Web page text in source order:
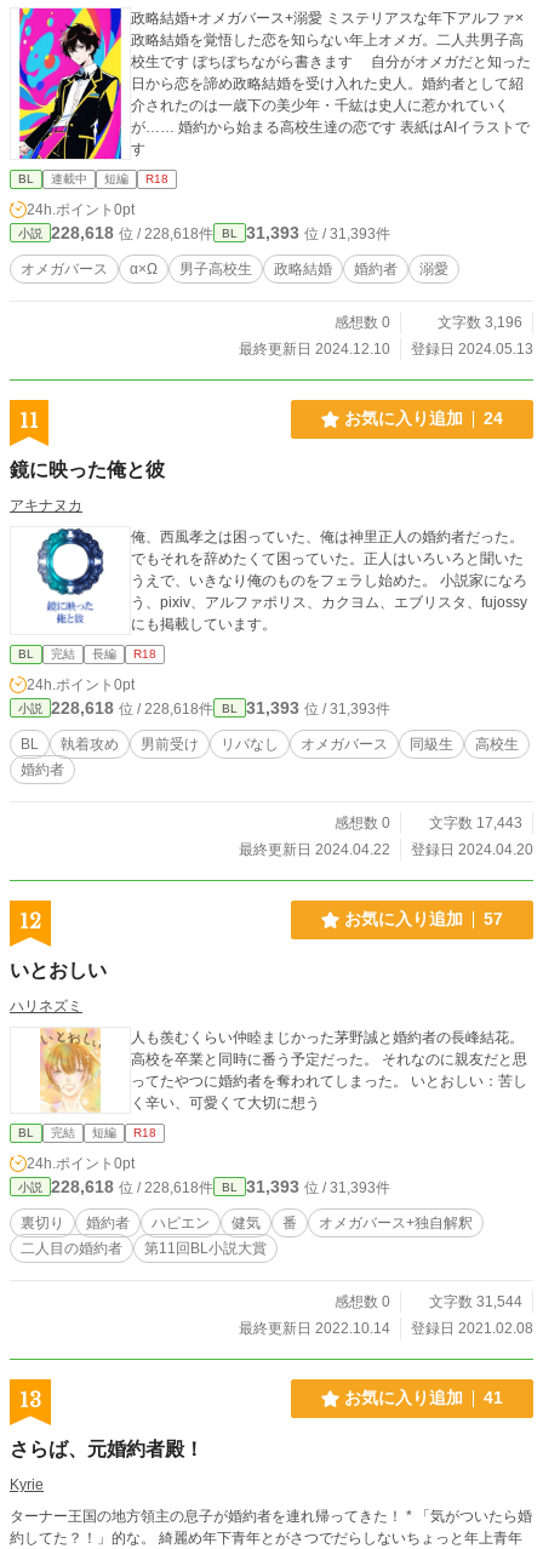
政略結婚+オメガバース+溺愛 ミステリアスな年下アルファ×
政略結婚を覚悟した恋を知らない年上オメガ。二人共男子高
校生です ぼちぼちながら書きます 自分がオメガだと知った
日から恋を諦め政略結婚を受け入れた史人。婚約者として紹
介されたのは一歳下の美少年・千紘は史人に惹かれていく
が…… 婚約から始まる高校生達の恋です 表紙はAIイラストで
す
BL 連載中 短編 R18
24h.ポイント 0pt
小説 228,618 位 / 228,618件 BL 31,393 位 / 31,393件
オメガバース α×Ω 男子高校生 政略結婚 婚約者 溺愛
感想数 0
文字数 3,196
最終更新日 2024.12.10
登録日 2024.05.13
11 お気に入り追加 24
鏡に映った俺と彼
アキナヌカ
俺、西風孝之は困っていた、俺は神里正人の婚約者だった。
でもそれを辞めたくて困っていた。正人はいろいろと聞いた
うえで、いきなり俺のものをフェラし始めた。 小説家になろ
う、pixiv、アルファポリス、カクヨム、エブリスタ、fujossy
にも掲載しています。
BL 完結 長編 R18
24h.ポイント 0pt
小説 228,618 位 / 228,618件 BL 31,393 位 / 31,393件
BL 執着攻め 男前受け リバなし オメガバース 同級生
高校生
婚約者
感想数 0
文字数 17,443
最終更新日 2024.04.22
登録日 2024.04.20
12 お気に入り追加 57
いとおしい
ハリネズミ
人も羨むくらい仲睦まじかった茅野誠と婚約者の長峰結花。
高校を卒業と同時に番う予定だった。 それなのに親友だと思
ってたやつに婚約者を奪われてしまった。 いとおしい：苦し
く辛い、可愛くて大切に想う
BL 完結 短編 R18
24h.ポイント 0pt
小説 228,618 位 / 228,618件 BL 31,393 位 / 31,393件
裏切り 婚約者 ハピエン 健気 番
オメガバース+独自解釈
二人目の婚約者
第11回BL小説大賞
感想数 0
文字数 31,544
最終更新日 2022.10.14
登録日 2021.02.08
13 お気に入り追加 41
さらば、元婚約者殿！
Kyrie
ターナー王国の地方領主の息子が婚約者を連れ帰ってきた！ * 「気がついたら婚
約してた？！」的な。 綺麗め年下青年とがさつでだらしないちょっと年上青年